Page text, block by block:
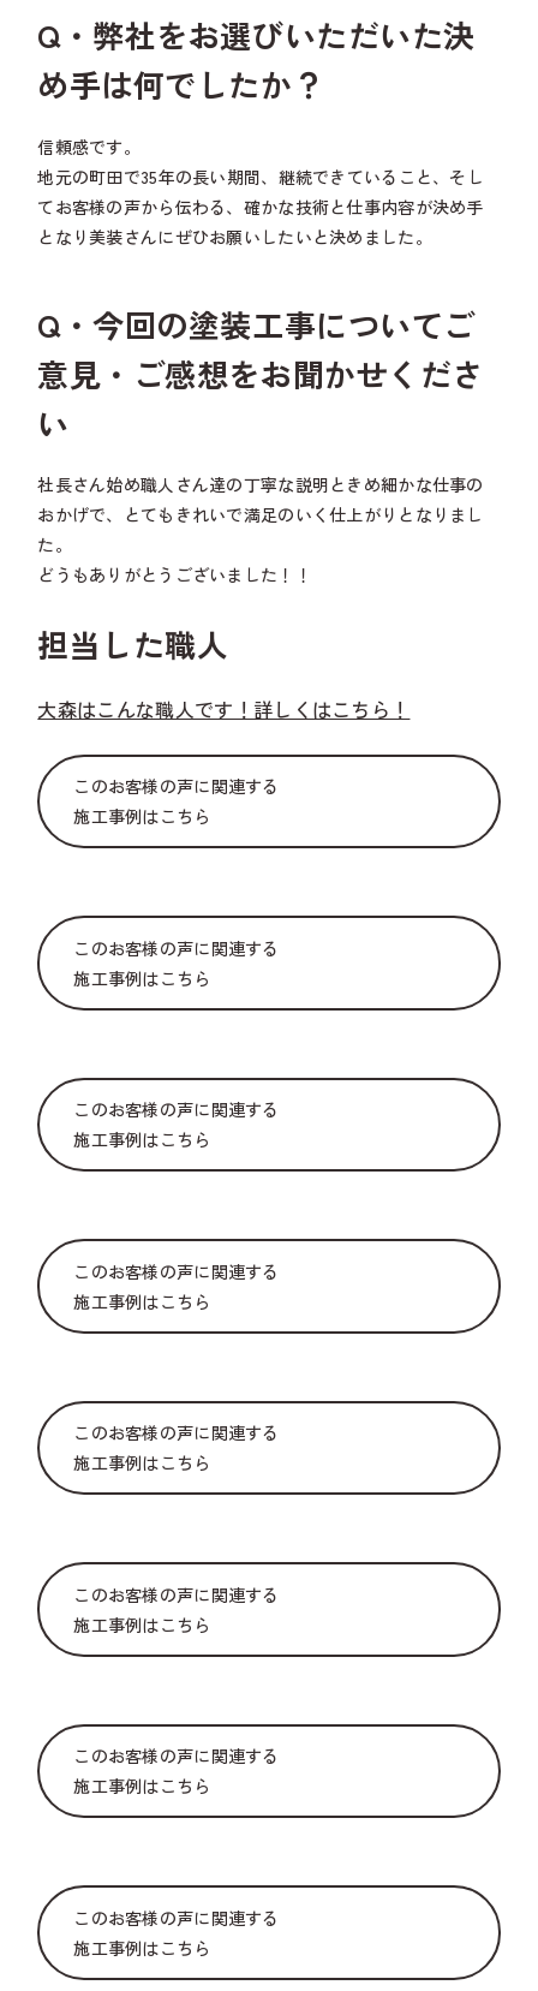
Q・弊社をお選びいただいた決
め手は何でしたか？
信頼感です。
地元の町田で35年の長い期間、継続できていること、そし
てお客様の声から伝わる、確かな技術と仕事内容が決め手
となり美装さんにぜひお願いしたいと決めました。
Q・今回の塗装工事についてご
意見・ご感想をお聞かせくださ
い
社長さん始め職人さん達の丁寧な説明ときめ細かな仕事の
おかげで、とてもきれいで満足のいく仕上がりとなりまし
た。
どうもありがとうございました！！
担当した職人
大森はこんな職人です！詳しくはこちら！
このお客様の声に関連する
施工事例はこちら
このお客様の声に関連する
施工事例はこちら
このお客様の声に関連する
施工事例はこちら
このお客様の声に関連する
施工事例はこちら
このお客様の声に関連する
施工事例はこちら
このお客様の声に関連する
施工事例はこちら
このお客様の声に関連する
施工事例はこちら
このお客様の声に関連する
施工事例はこちら